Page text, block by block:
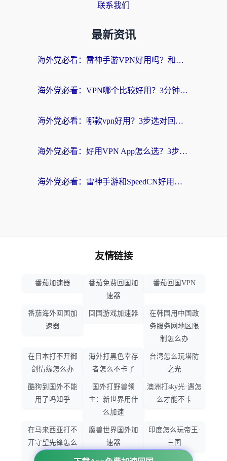
联系我们
最新资讯
海外党必看：雷神手游VPN好用吗？和天速回国VPN对比哪个回国效果更好？附实用加速器选择指南
海外党必看：VPN哪个比较好用？3分钟找到适合你的回国加速方案
海外党必看：哪款vpn好用？3步选对回国加速器，无缝刷剧玩游戏
海外党必看：好用VPN App怎么选？3步教你无缝访问国内资源
海外党必看：雷神手游和SpeedCN好用吗？3招选对回国加速器无缝刷国内资源
友情链接
番茄加速器
番茄免费回国加
速器
番茄回国VPN
番茄海外回国加
速器
回国游戏加速器
在韩国用中国政
务服务网地区限
制怎么办
在日本打不开御
剑情缘怎么办
海外打黑色幸存
者怎么不卡了
台湾怎么玩塔防
之光
酷狗到国外不能
用了吗知乎
国外打野兽领
主：新世界用什
么加速
澳洲打sky光·遇怎
么才能不卡
在马来西亚打不
开守望先锋怎么
魔兽世界国外加
速器
印度怎么玩帝王·
三国